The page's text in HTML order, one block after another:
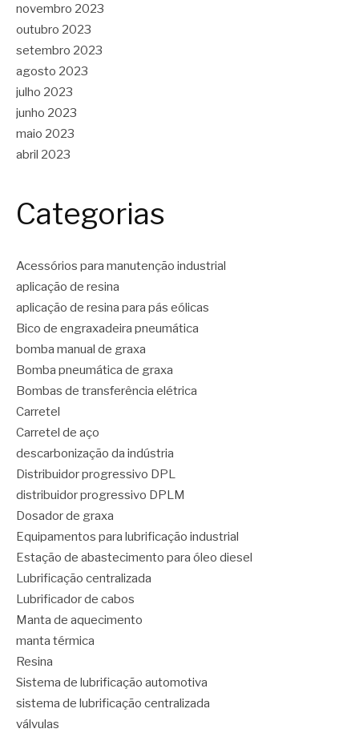
novembro 2023
outubro 2023
setembro 2023
agosto 2023
julho 2023
junho 2023
maio 2023
abril 2023
Categorias
Acessórios para manutenção industrial
aplicação de resina
aplicação de resina para pás eólicas
Bico de engraxadeira pneumática
bomba manual de graxa
Bomba pneumática de graxa
Bombas de transferência elétrica
Carretel
Carretel de aço
descarbonização da indústria
Distribuidor progressivo DPL
distribuidor progressivo DPLM
Dosador de graxa
Equipamentos para lubrificação industrial
Estação de abastecimento para óleo diesel
Lubrificação centralizada
Lubrificador de cabos
Manta de aquecimento
manta térmica
Resina
Sistema de lubrificação automotiva
sistema de lubrificação centralizada
válvulas